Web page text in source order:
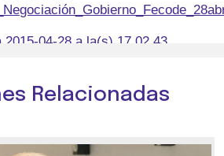
Relacionadas